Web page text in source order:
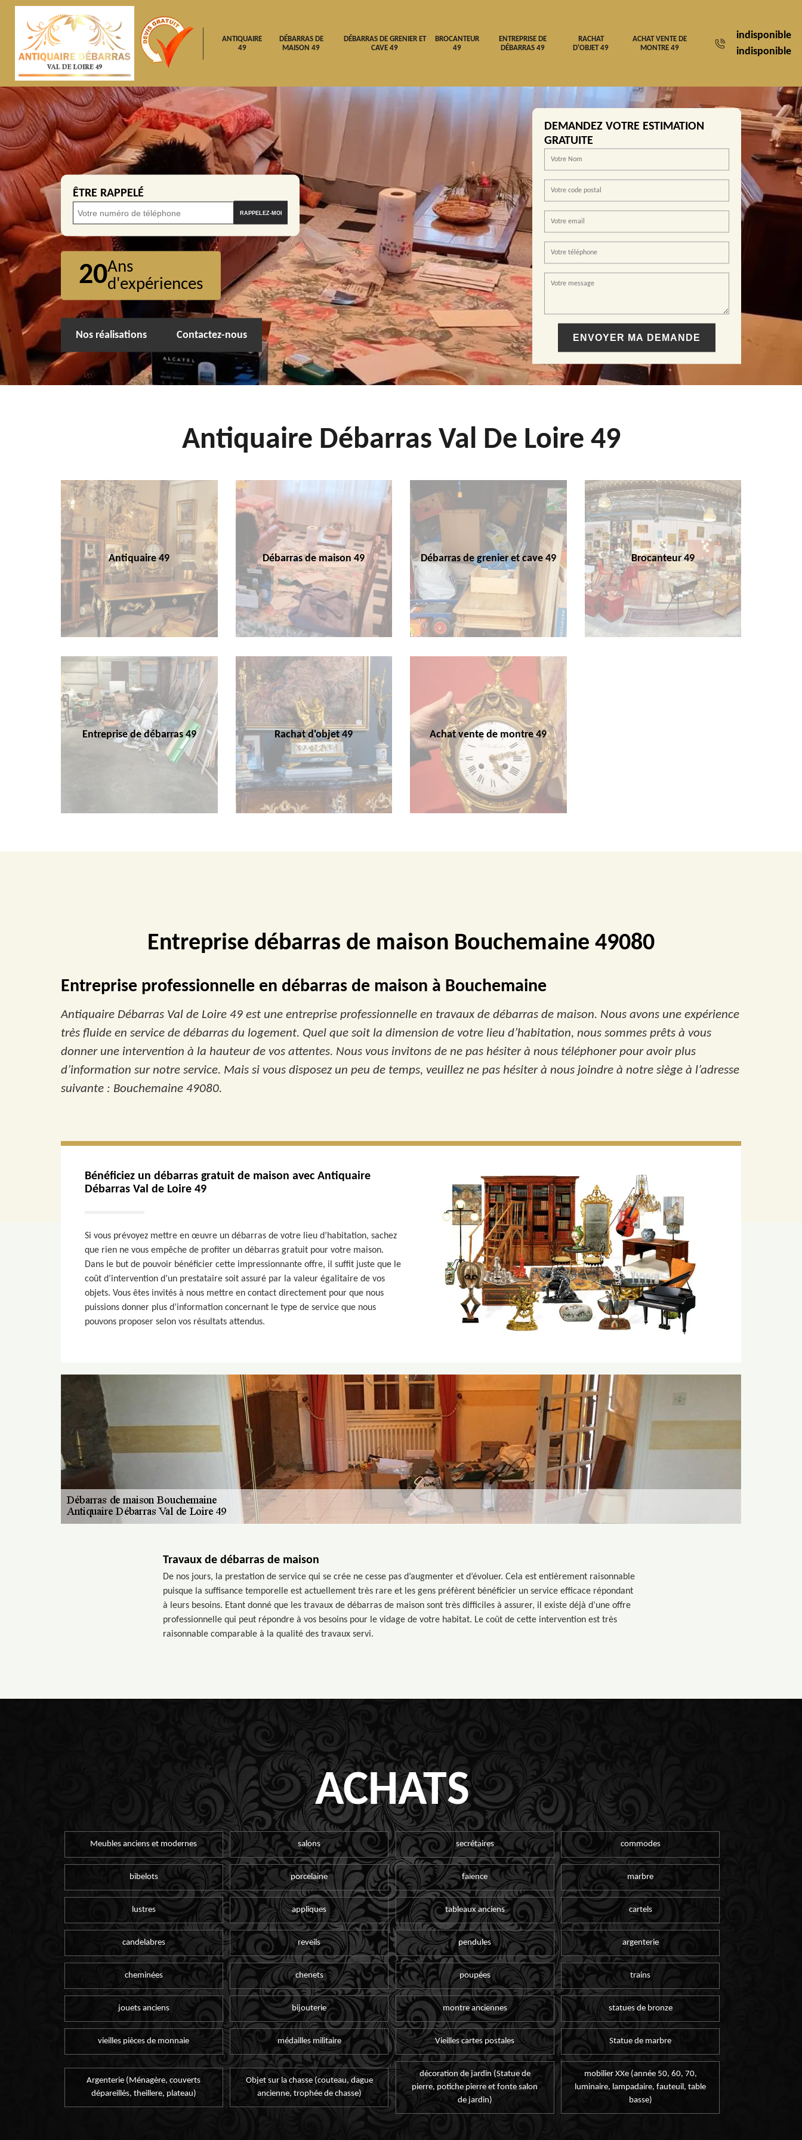
ANTIQUAIRE
49
DÉBARRAS DE
MAISON 49
DÉBARRAS DE GRENIER ET
CAVE 49
BROCANTEUR
49
ENTREPRISE DE
DÉBARRAS 49
RACHAT
D'OBJET 49
ACHAT VENTE DE
MONTRE 49
indisponible
indisponible
ÊTRE RAPPELÉ
20Ans
d'expériences
Nos réalisations Contactez-nous
DEMANDEZ VOTRE ESTIMATION
GRATUITE
Antiquaire Débarras Val De Loire 49
Antiquaire 49 Débarras de maison 49 Débarras de grenier et cave 49 Brocanteur 49
Entreprise de débarras 49 Rachat d'objet 49 Achat vente de montre 49
Entreprise débarras de maison Bouchemaine 49080
Entreprise professionnelle en débarras de maison à Bouchemaine
Antiquaire Débarras Val de Loire 49 est une entreprise professionnelle en travaux de débarras de maison. Nous avons une expérience
très fluide en service de débarras du logement. Quel que soit la dimension de votre lieu d’habitation, nous sommes prêts à vous
donner une intervention à la hauteur de vos attentes. Nous vous invitons de ne pas hésiter à nous téléphoner pour avoir plus
d’information sur notre service. Mais si vous disposez un peu de temps, veuillez ne pas hésiter à nous joindre à notre siège à l’adresse
suivante : Bouchemaine 49080.
Bénéficiez un débarras gratuit de maison avec Antiquaire
Débarras Val de Loire 49
Si vous prévoyez mettre en œuvre un débarras de votre lieu d’habitation, sachez
que rien ne vous empêche de profiter un débarras gratuit pour votre maison.
Dans le but de pouvoir bénéficier cette impressionnante offre, il suffit juste que le
coût d’intervention d’un prestataire soit assuré par la valeur égalitaire de vos
objets. Vous êtes invités à nous mettre en contact directement pour que nous
puissions donner plus d’information concernant le type de service que nous
pouvons proposer selon vos résultats attendus.
Travaux de débarras de maison
De nos jours, la prestation de service qui se crée ne cesse pas d’augmenter et d’évoluer. Cela est entièrement raisonnable
puisque la suffisance temporelle est actuellement très rare et les gens préfèrent bénéficier un service efficace répondant
à leurs besoins. Etant donné que les travaux de débarras de maison sont très difficiles à assurer, il existe déjà d’une offre
professionnelle qui peut répondre à vos besoins pour le vidage de votre habitat. Le coût de cette intervention est très
raisonnable comparable à la qualité des travaux servi.
ACHATS
Meubles anciens et modernes salons secrétaires commodes
bibelots porcelaine faïence marbre
lustres appliques tableaux anciens cartels
candelabres reveils pendules argenterie
cheminées chenets poupées trains
jouets anciens bijouterie montre anciennes statues de bronze
vieilles pièces de monnaie médailles militaire Vieilles cartes postales Statue de marbre
Argenterie (Ménagère, couverts
dépareillés, theillere, plateau)
Objet sur la chasse (couteau, dague
ancienne, trophée de chasse)
décoration de jardin (Statue de
pierre, potiche pierre et fonte salon
de jardin)
mobilier XXe (année 50, 60, 70,
luminaire, lampadaire, fauteuil, table
basse)